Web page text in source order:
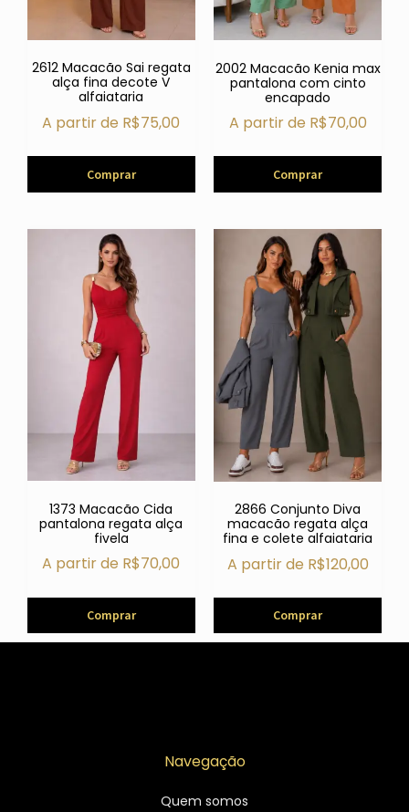
2612 Macacão Sai regata
alça fina decote V
alfaiataria
A partir de R$75,00
Comprar
2002 Macacão Kenia max
pantalona com cinto
encapado
A partir de R$70,00
Comprar
1373 Macacão Cida
pantalona regata alça
fivela
A partir de R$70,00
Comprar
2866 Conjunto Diva
macacão regata alça
fina e colete alfaiataria
A partir de R$120,00
Comprar
Navegação
Quem somos